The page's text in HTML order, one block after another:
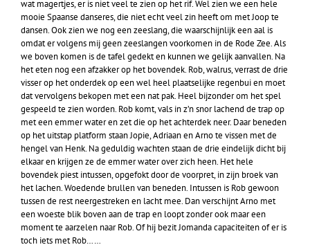
wat magertjes, er is niet veel te zien op het rif. Wel zien we een hele
mooie Spaanse danseres, die niet echt veel zin heeft om met Joop te
dansen. Ook zien we nog een zeeslang, die waarschijnlijk een aal is
omdat er volgens mij geen zeeslangen voorkomen in de Rode Zee. Als
we boven komen is de tafel gedekt en kunnen we gelijk aanvallen. Na
het eten nog een afzakker op het bovendek. Rob, walrus, verrast de drie
visser op het onderdek op een wel heel plaatselijke regenbui en moet
dat vervolgens bekopen met een nat pak. Heel bijzonder om het spel
gespeeld te zien worden. Rob komt, vals in z’n snor lachend de trap op
met een emmer water en zet die op het achterdek neer. Daar beneden
op het uitstap platform staan Jopie, Adriaan en Arno te vissen met de
hengel van Henk. Na geduldig wachten staan de drie eindelijk dicht bij
elkaar en krijgen ze de emmer water over zich heen. Het hele
bovendek piest intussen, opgefokt door de voorpret, in zijn broek van
het lachen. Woedende brullen van beneden. Intussen is Rob gewoon
tussen de rest neergestreken en lacht mee. Dan verschijnt Arno met
een woeste blik boven aan de trap en loopt zonder ook maar een
moment te aarzelen naar Rob. Of hij bezit Jomanda capaciteiten of er is
toch iets met Rob……